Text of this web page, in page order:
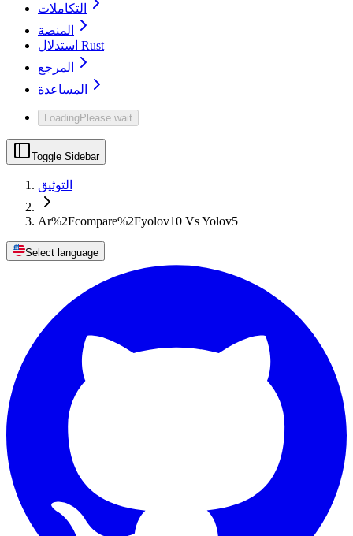
التكاملات
المنصة
استدلال Rust
المرجع
المساعدة
LoadingPlease wait
Toggle Sidebar
التوثيق
Ar%2Fcompare%2Fyolov10 Vs Yolov5
Select language